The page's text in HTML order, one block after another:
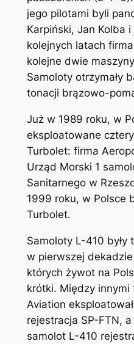
jego pilotami byli
Karpiński, Jan Kolba
kolejnych latach firma
kolejne dwie
Samoloty otrzymały
tonacji brązowo-
Już w 1989 roku, w
eksploatowane
Turbolet: firma
Urząd Morski 1
Sanitarnego w
1999 roku, w Polsce
Turbolet.
Samoloty L-410 były
w pierwszej
których żywot na
krótki. Między innymi
Aviation
rejestracja SP-FTN,
samolot L-410